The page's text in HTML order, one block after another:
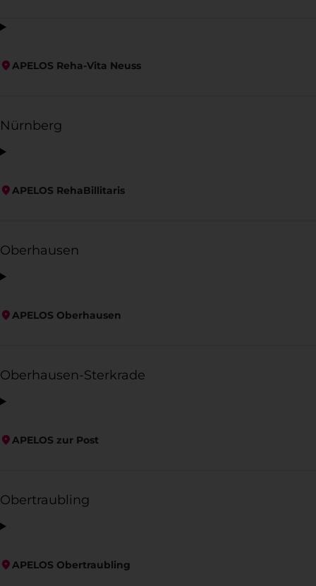
APELOS Reha-Vita Neuss
Nürnberg
APELOS RehaBillitaris
Oberhausen
APELOS Oberhausen
Oberhausen-Sterkrade
APELOS zur Post
Obertraubling
APELOS Obertraubling